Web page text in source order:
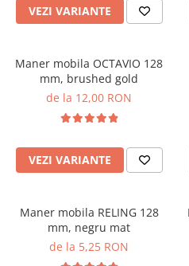
VEZI VARIANTE
Maner mobila OCTAVIO 128
mm, brushed gold
de la 12,00 RON
VEZI VARIANTE
Maner mobila RELING 128
mm, negru mat
de la 5,25 RON